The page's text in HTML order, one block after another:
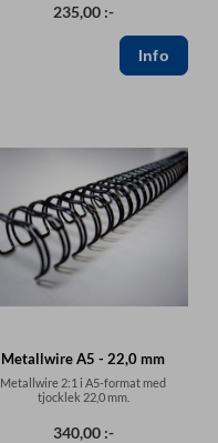
235,00 :-
Metallwire A5 - 22,0 mm
Metallwire 2:1 i A5-format med
tjocklek 22,0 mm.
340,00 :-